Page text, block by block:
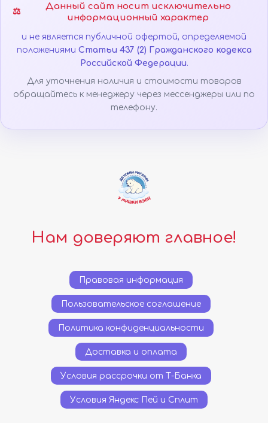
⚖️
Данный сайт носит исключительно
информационный характер
и не является публичной офертой, определяемой
положениями Статьи 437 (2) Гражданского кодекса
Российской Федерации.
Для уточнения наличия и стоимости товаров
обращайтесь к менеджеру через мессенджеры или по
телефону.
Нам доверяют главное!
Правовая информация
Пользовательское соглашение
Политика конфиденциальности
Доставка и оплата
Условия рассрочки от Т-Банка
Условия Яндекс Пей и Сплит